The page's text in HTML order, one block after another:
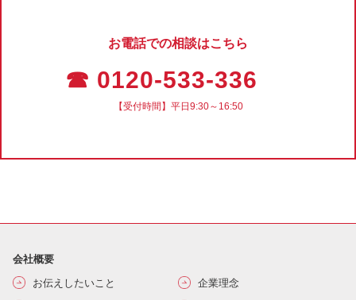
お電話での相談はこちら
☎ 0120-533-336
【受付時間】平日9:30～16:50
会社概要
お伝えしたいこと
企業理念